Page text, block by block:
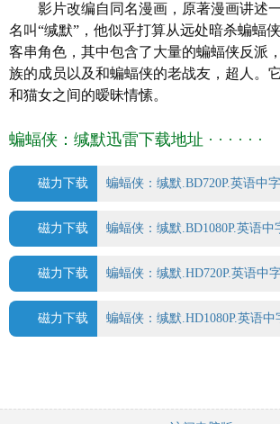
制片国家/地区:美国
语言: 英语
上映日期:2019-07-20(美国)
片长: 82分钟
IMDb链接: tt8752440
影片改编自同名漫画，原著漫画讲述
名叫“缄默”，他似乎打算从远处暗杀蝙蝠
客串角色，其中包含了大量的蝙蝠侠反派
族的成员以及和蝙蝠侠的老战友，超人。
和猫女之间的暧昧情愫。
蝙蝠侠：缄默迅雷下载地址 · · · · · ·
磁力下载 蝙蝠侠：缄默.BD720P.英语中
磁力下载 蝙蝠侠：缄默.BD1080P.英语中
磁力下载 蝙蝠侠：缄默.HD720P.英语中
磁力下载 蝙蝠侠：缄默.HD1080P.英语中